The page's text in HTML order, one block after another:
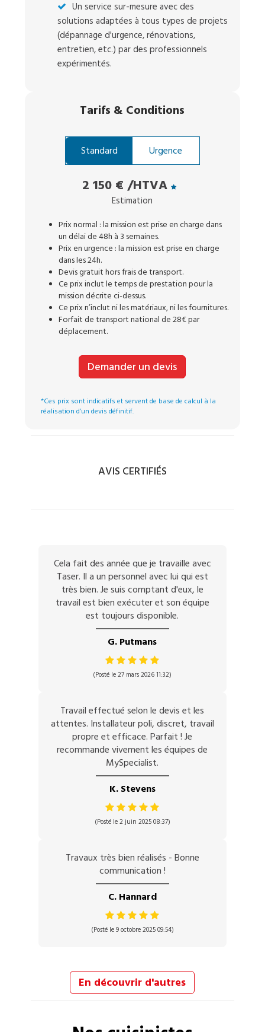
Un service sur-mesure avec des
solutions adaptées à tous types de projets
(dépannage d'urgence, rénovations,
entretien, etc.) par des professionnels
expérimentés.
Tarifs & Conditions
Standard Urgence
2 150 € /HTVA
Estimation
Prix normal : la mission est prise en charge dans
un délai de 48h à 3 semaines.
Prix en urgence : la mission est prise en charge
dans les 24h.
Devis gratuit hors frais de transport.
Ce prix inclut le temps de prestation pour la
mission décrite ci-dessus.
Ce prix n’inclut ni les matériaux, ni les fournitures.
Forfait de transport national de 28€ par
déplacement.
Demander un devis
*Ces prix sont indicatifs et servent de base de calcul à la
réalisation d’un devis définitif.
AVIS CERTIFIÉS
Cela fait des année que je travaille avec
Taser. Il a un personnel avec lui qui est
très bien. Je suis comptant d'eux, le
travail est bien exécuter et son équipe
est toujours disponible.
G. Putmans
(Posté le 27 mars 2026 11:32)
Travail effectué selon le devis et les
attentes. Installateur poli, discret, travail
propre et efficace. Parfait ! Je
recommande vivement les équipes de
MySpecialist.
K. Stevens
(Posté le 2 juin 2025 08:37)
Travaux très bien réalisés - Bonne
communication !
C. Hannard
(Posté le 9 octobre 2025 09:54)
En découvrir d'autres